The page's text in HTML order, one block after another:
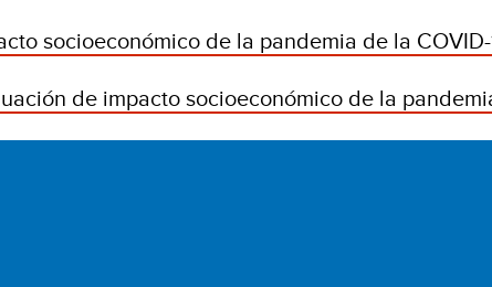
socioeconómico de la pandemia de la
de impacto socioeconómico de la